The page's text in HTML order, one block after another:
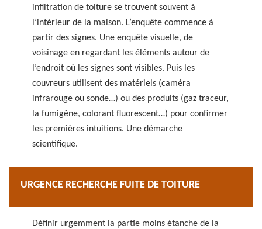
infiltration de toiture se trouvent souvent à
l’intérieur de la maison. L’enquête commence à
partir des signes. Une enquête visuelle, de
voisinage en regardant les éléments autour de
l’endroit où les signes sont visibles. Puis les
couvreurs utilisent des matériels (caméra
infrarouge ou sonde…) ou des produits (gaz traceur,
la fumigène, colorant fluorescent…) pour confirmer
les premières intuitions. Une démarche
scientifique.
URGENCE RECHERCHE FUITE DE TOITURE
Définir urgemment la partie moins étanche de la